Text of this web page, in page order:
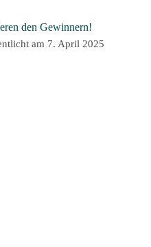
den Gewinnern!
am 7. April 2025